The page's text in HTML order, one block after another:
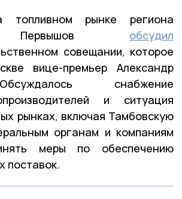
топливном рынке региона
Первышов обсудил
совещании, которое
вице-премьер Александр
снабжение
и ситуация
рынках, включая Тамбовскую
органам и компаниям
меры по обеспечению
поставок.